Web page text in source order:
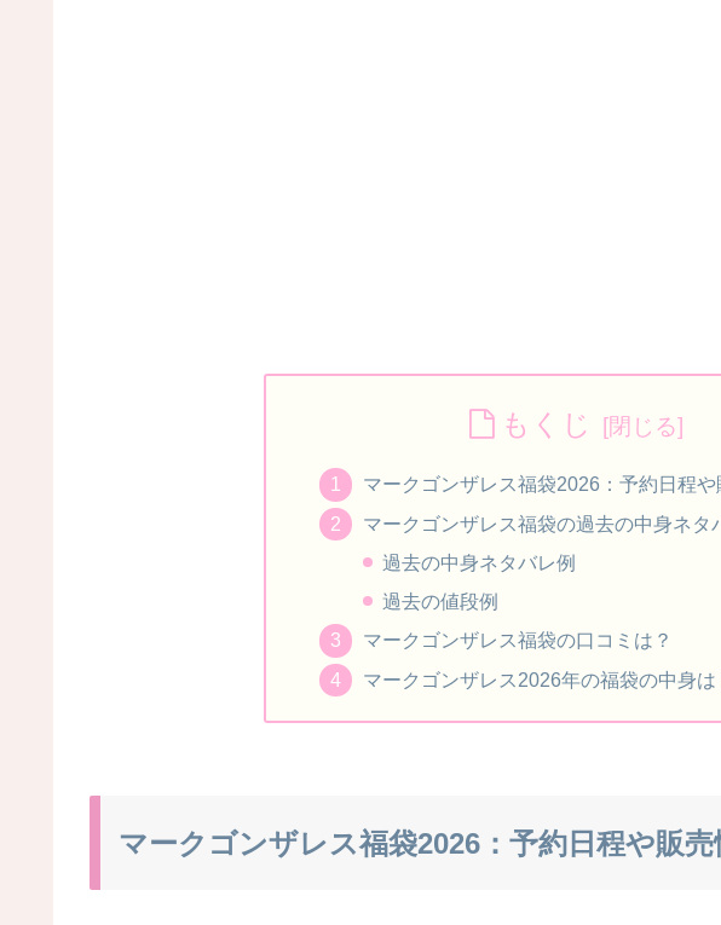
もくじ
マークゴンザレス福袋2026：予約日程や
マークゴンザレス福袋の過去の中身ネタ
過去の中身ネタバレ例
過去の値段例
マークゴンザレス福袋の口コミは？
マークゴンザレス2026年の福袋の中身は
マークゴンザレス福袋2026：予約日程や販売